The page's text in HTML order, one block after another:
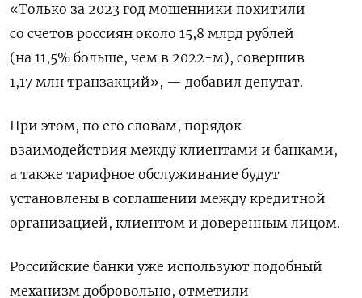
«Только за 2023 год мошенники похитили
со счетов россиян около 15,8 млрд рублей
(на 11,5% больше, чем в 2022-м), совершив
1,17 млн транзакций», — добавил депутат.
При этом, по его словам, порядок
взаимодействия между клиентами и банками,
а также тарифное обслуживание будут
установлены в соглашении между кредитной
организацией, клиентом и доверенным лицом.
Российские банки уже используют подобный
механизм добровольно, отметили